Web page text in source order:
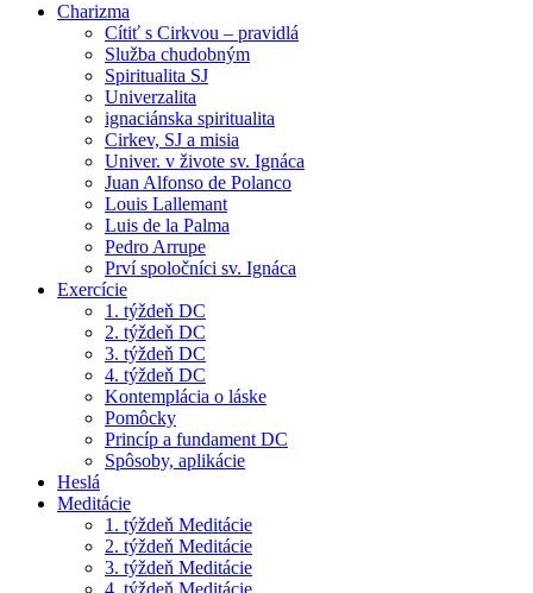
Charizma
Cítiť s Cirkvou – pravidlá
Služba chudobným
Spiritualita SJ
Univerzalita
ignaciánska spiritualita
Cirkev, SJ a misia
Univer. v živote sv. Ignáca
Juan Alfonso de Polanco
Louis Lallemant
Luis de la Palma
Pedro Arrupe
Prví spoločníci sv. Ignáca
Exercície
1. týždeň DC
2. týždeň DC
3. týždeň DC
4. týždeň DC
Kontemplácia o láske
Pomôcky
Princíp a fundament DC
Spôsoby, aplikácie
Heslá
Meditácie
1. týždeň Meditácie
2. týždeň Meditácie
3. týždeň Meditácie
4. týždeň Meditácie